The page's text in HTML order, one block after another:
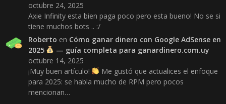
octubre 24, 2025
Axie Infinity esta bien paga poco pero esta bueno! No se si
tiene muchos bots .. :/
Roberto en Cómo ganar dinero con Google AdSense en
2025
— guía completa para ganardinero.com.uy
octubre 14, 2025
¡Muy buen artículo!
Me gustó que actualices el enfoque
para 2025: se habla mucho de RPM pero pocos
mencionan…